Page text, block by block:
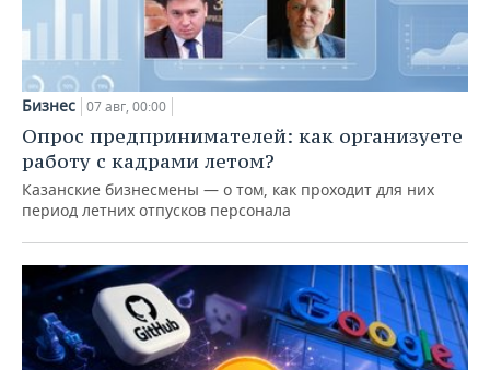
Бизнес 07 авг, 00:00
Опрос предпринимателей: как организуете
работу с кадрами летом?
Казанские бизнесмены — о том, как проходит для них
период летних отпусков персонала